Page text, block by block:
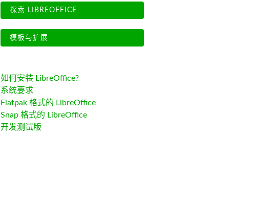
探索 LIBREOFFICE
模板与扩展
如何安装 LibreOffice?
系统要求
Flatpak 格式的 LibreOffice
Snap 格式的 LibreOffice
开发测试版